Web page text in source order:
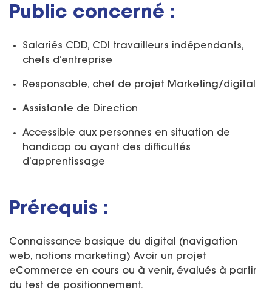
Public concerné :
Salariés CDD, CDI travailleurs indépendants,
chefs d’entreprise
Responsable, chef de projet Marketing/digital
Assistante de Direction
Accessible aux personnes en situation de
handicap ou ayant des difficultés
d’apprentissage
Prérequis :
Connaissance basique du digital (navigation
web, notions marketing) Avoir un projet
eCommerce en cours ou à venir, évalués à partir
du test de positionnement.